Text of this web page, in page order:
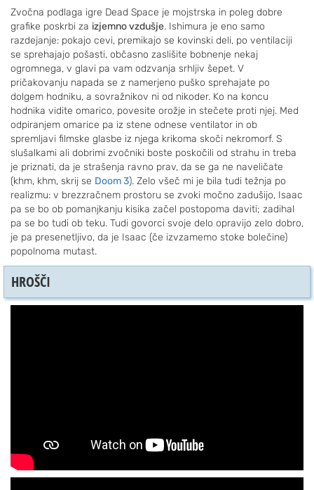
Zvočna podlaga igre Dead Space je mojstrska in poleg dobre
grafike poskrbi za izjemno vzdušje. Ishimura je eno samo
razdejanje: pokajo cevi, premikajo se kovinski deli, po ventilaciji
se sprehajajo pošasti, občasno zaslišite bobnenje nekaj
ogromnega, v glavi pa vam odzvanja srhljiv šepet. V
pričakovanju napada se z namerjeno puško sprehajate po
dolgem hodniku, a sovražnikov ni od nikoder. Ko na koncu
hodnika vidite omarico, povesite orožje in stečete proti njej. Med
odpiranjem omarice pa iz stene odnese ventilator in ob
spremljavi filmske glasbe iz njega krikoma skoči nekromorf. S
slušalkami ali dobrimi zvočniki boste poskočili od strahu in treba
je priznati, da je strašenja ravno prav, da se ga ne naveličate
(khm, khm, skrij se Doom 3). Zelo všeč mi je bila tudi težnja po
realizmu: v brezzračnem prostoru se zvoki močno zadušijo, Isaac
pa se bo ob pomanjkanju kisika začel postopoma daviti; zadihal
pa se bo tudi ob teku. Tudi govorci svoje delo opravijo zelo dobro,
je pa presenetljivo, da je Isaac (če izvzamemo stoke bolečine)
popolnoma mutast.
HROŠČI